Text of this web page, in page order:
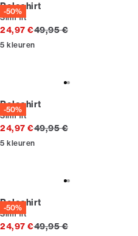
-50%
Poloshirt
Slim fit
24,97 €Originele prijs
49,95 €
5 kleuren
-50%
Poloshirt
Slim fit
24,97 €Originele prijs
49,95 €
5 kleuren
-50%
Poloshirt
Slim fit
24,97 €Originele prijs
49,95 €